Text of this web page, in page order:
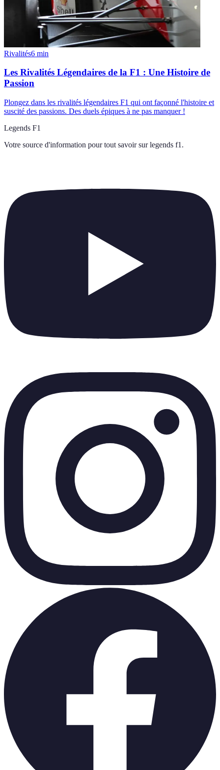
Rivalités6 min
Les Rivalités Légendaires de la F1 : Une Histoire de
Passion
Plongez dans les rivalités légendaires F1 qui ont façonné l'histoire et
suscité des passions. Des duels épiques à ne pas manquer !
Legends F1
Votre source d'information pour tout savoir sur legends f1 .